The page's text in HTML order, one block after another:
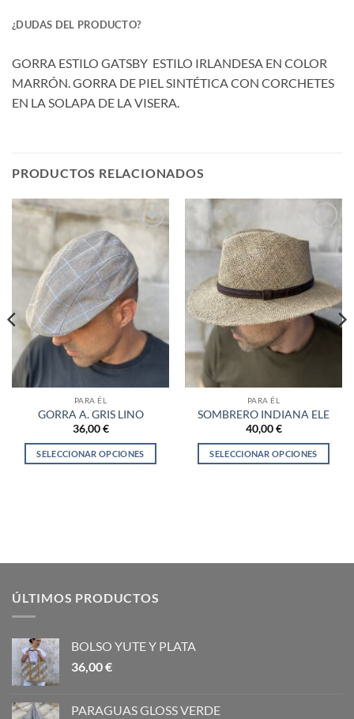
¿DUDAS DEL PRODUCTO?
GORRA ESTILO GATSBY ESTILO IRLANDESA EN COLOR
MARRÓN. GORRA DE PIEL SINTÉTICA CON CORCHETES
EN LA SOLAPA DE LA VISERA.
PRODUCTOS RELACIONADOS
lista de
deseos
PARA ÉL
GORRA A. GRIS LINO
36,00€
SELECCIONAR OPCIONES
pueden
la
página
producto
Añadir
a la
lista de
deseos
PARA ÉL
SOMBRERO INDIANA ELE
40,00€
SELECCIONAR OPCIONES
ÚLTIMOS PRODUCTOS
BOLSO YUTE Y PLATA
36,00€
PARAGUAS GLOSS VERDE